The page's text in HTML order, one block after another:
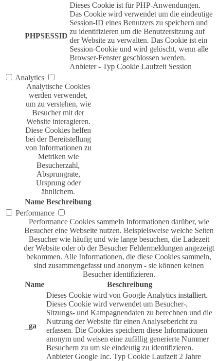
PHPSESSID
Dieses Cookie ist für PHP-Anwendungen.
Das Cookie wird verwendet um die eindeutige
Session-ID eines Benutzers zu speichern und
zu identifizieren um die Benutzersitzung auf
der Website zu verwalten. Das Cookie ist ein
Session-Cookie und wird gelöscht, wenn alle
Browser-Fenster geschlossen werden.
Anbieter - Typ Cookie Laufzeit Session
Analytics
Analytische Cookies
werden verwendet,
um zu verstehen, wie
Besucher mit der
Website interagieren.
Diese Cookies helfen
bei der Bereitstellung
von Informationen zu
Metriken wie
Besucherzahl,
Absprungrate,
Ursprung oder
ähnlichem.
Name Beschreibung
Performance
Performance Cookies sammeln Informationen darüber, wie
Besucher eine Webseite nutzen. Beispielsweise welche Seiten
Besucher wie häufig und wie lange besuchen, die Ladezeit
der Website oder ob der Besucher Fehlermeldungen angezeigt
bekommen. Alle Informationen, die diese Cookies sammeln,
sind zusammengefasst und anonym - sie können keinen
Besucher identifizieren.
Name
Beschreibung
_ga
Dieses Cookie wird von Google Analytics installiert.
Dieses Cookie wird verwendet um Besucher-,
Sitzungs- und Kampagnendaten zu berechnen und die
Nutzung der Website für einen Analysebericht zu
erfassen. Die Cookies speichern diese Informationen
anonym und weisen eine zufällig generierte Nummer
Besuchern zu um sie eindeutig zu identifizieren.
Anbieter Google Inc. Typ Cookie Laufzeit 2 Jahre